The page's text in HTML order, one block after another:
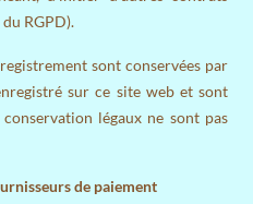
RGPD).
sont conservées par
sur ce site web et sont
légaux ne sont pas
de paiement